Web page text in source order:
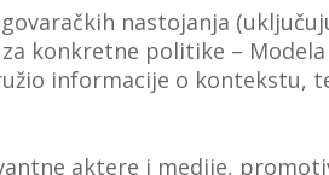
nastojanja
konkretne politike –
informacije o kontekstu,
aktere i medije,